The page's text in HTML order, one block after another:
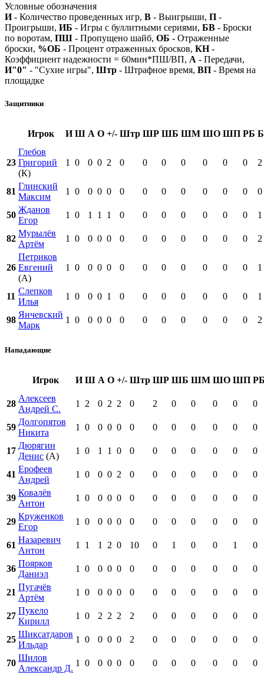
Условные обозначения
И- Количество проведенных игр, В - Выигрыши, П -
Проигрыши, ИБ - Игры с буллитными сериями, БВ - Броски
по воротам, ПШ - Пропущено шайб, ОБ - Отраженные
броски, %ОБ - Процент отраженных бросков, КН-
Коэффициент надежности = 60мин*ПШ/ВП, А - Передачи,
И"0" - "Сухие игры", Штр - Штрафное время, ВП - Время на
площадке
Защитники
Игрок И Ш А О +/- Штр ШР ШБ ШМ ШО ШП РБ
23
Глебов
Григорий
(К)
1 0 0 0 2 0 0 0 0 0 0 0 2
81
Глинский
Максим
1 0 0 0 0 0 0 0 0 0 0 0 0
50
Жданов
Егор
1 0 1 1 1 0 0 0 0 0 0 0 1
82
Мурылёв
Артём
1 0 0 0 0 0 0 0 0 0 0 0 2
26
Петриков
Евгений
(А)
1 0 0 0 0 0 0 0 0 0 0 0 1
11
Слепков
Илья
1 0 0 0 1 0 0 0 0 0 0 0 1
98
Янчевский
Марк
1 0 0 0 0 0 0 0 0 0 0 0 2
Нападающие
Игрок И Ш А О +/- Штр ШР ШБ ШМ ШО ШП
28
Алексеев
Андрей С.
1 2 0 2 2 0 2 0 0 0 0 0
59
Долгопятов
Никита
1 0 0 0 0 0 0 0 0 0 0 0
17
Дюрягин
Денис (А)
1 0 1 1 0 0 0 0 0 0 0 0
41
Ерофеев
Андрей
1 0 0 0 2 0 0 0 0 0 0 0
39
Ковалёв
Антон
1 0 0 0 0 0 0 0 0 0 0 0
29
Круженков
Егор
1 0 0 0 0 0 0 0 0 0 0 0
61
Назаревич
Антон
1 1 1 2 0 10 0 1 0 0 1 0
36
Поярков
Даниэл
1 0 0 0 0 0 0 0 0 0 0 0
21
Пугачёв
Артём
1 0 0 0 0 0 0 0 0 0 0 0
27
Пукело
Кирилл
1 0 2 2 2 2 0 0 0 0 0 0
25
Шиксатдаров
Ильдар
1 0 0 0 0 2 0 0 0 0 0 0
70
Шилов
Александр Д.
1 0 0 0 0 0 0 0 0 0 0
0